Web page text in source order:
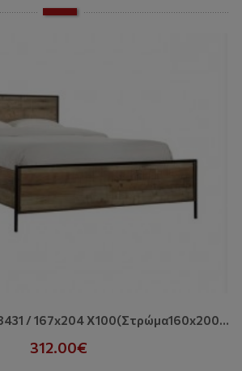
Κρεβάτι Διπλό ZE8431 / 167x204 X100(Στρώμα160x200) Cm
312.00€